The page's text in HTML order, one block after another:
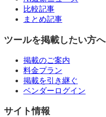
比較記事
まとめ記事
ツールを掲載したい方へ
掲載のご案内
料金プラン
掲載を引き継ぐ
ベンダーログイン
サイト情報